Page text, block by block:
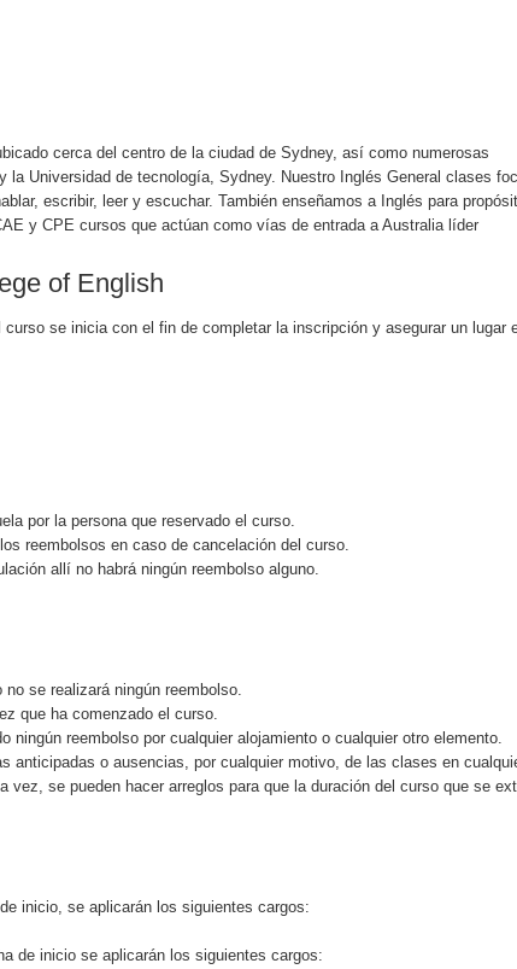
cerca del centro de la ciudad de Sydney, así como numerosas
Universidad de tecnología, Sydney. Nuestro Inglés General clases
escribir, leer y escuchar. También enseñamos a Inglés para
y CPE cursos que actúan como vías de entrada a Australia líder
of English
se inicia con el fin de completar la inscripción y asegurar un lugar
por la persona que reservado el curso.
reembolsos en caso de cancelación del curso.
allí no habrá ningún reembolso alguno.
se realizará ningún reembolso.
que ha comenzado el curso.
reembolso por cualquier alojamiento o cualquier otro elemento.
anticipadas o ausencias, por cualquier motivo, de las clases en
se pueden hacer arreglos para que la duración del curso que se
inicio, se aplicarán los siguientes cargos:
de inicio se aplicarán los siguientes cargos: